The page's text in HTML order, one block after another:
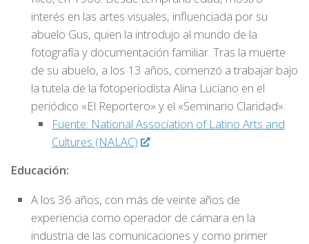
interés en las artes visuales, influenciada por su
abuelo Gus, quien la introdujo al mundo de la
fotografía y documentación familiar. Tras la muerte
de su abuelo, a los 13 años, comenzó a trabajar bajo
la tutela de la fotoperiodista Alina Luciano en el
periódico «El Reportero» y el «Seminario Claridad».
Fuente: National Association of Latino Arts and
Cultures (NALAC)
Educación:
A los 36 años, con más de veinte años de
experiencia como operador de cámara en la
industria de las comunicaciones y como primer